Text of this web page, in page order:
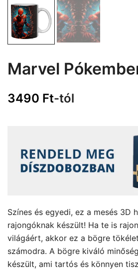
Marvel
3490 Ft-tól
Színes és egyedi, ez a mesés 3D
rajongóknak készült! Ha te is
világáért, akkor ez a bögre
számodra. A bögre kiváló
készült, ami tartós és könnyen